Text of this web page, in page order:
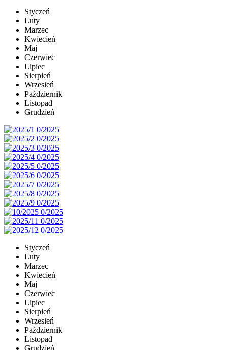
Styczeń
Luty
Marzec
Kwiecień
Maj
Czerwiec
Lipiec
Sierpień
Wrzesień
Październik
Listopad
Grudzień
Styczeń
Luty
Marzec
Kwiecień
Maj
Czerwiec
Lipiec
Sierpień
Wrzesień
Październik
Listopad